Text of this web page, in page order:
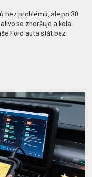
bez problémů, ale po 30
se zhoršuje a kola
Ford auta stát bez